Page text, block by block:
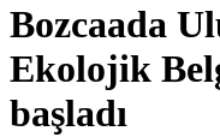
Bozcaada
Ekolojik
başladı